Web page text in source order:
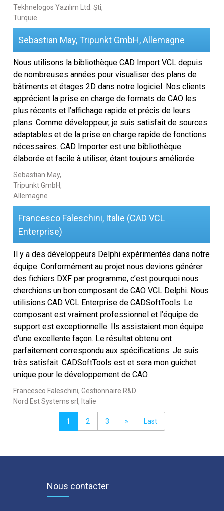
Tekhnelogos Yazılım Ltd. Şti,
Turquie
Sebastian May, Tripunkt GmbH, Allemagne
Nous utilisons la bibliothèque CAD Import VCL depuis
de nombreuses années pour visualiser des plans de
bâtiments et étages 2D dans notre logiciel. Nos clients
apprécient la prise en charge de formats de CAO les
plus récents et l’affichage rapide et précis de leurs
plans. Comme développeur, je suis satisfait de sources
adaptables et de la prise en charge rapide de fonctions
nécessaires. CAD Importer est une bibliothèque
élaborée et facile à utiliser, étant toujours améliorée.
Sebastian May,
Tripunkt GmbH,
Allemagne
Francesco Faleschini, Italie (CAD VCL
Enterprise)
Il y a des développeurs Delphi expérimentés dans notre
équipe. Conformément au projet nous devions générer
des fichiers DXF par programme, c’est pourquoi nous
cherchions un bon composant de CAO VCL Delphi. Nous
utilisions CAD VCL Enterprise de CADSoftTools. Le
composant est vraiment professionnel et l’équipe de
support est exceptionnelle. Ils assistaient mon équipe
d'une excellente façon. Le résultat obtenu ont
parfaitement correspondu aux spécifications. Je suis
très satisfait. CADSoftTools est et sera mon guichet
unique pour le développement de CAO.
Francesco Faleschini, Gestionnaire R&D
Nord Est Systems srl, Italie
1 2 3 » Last
Nous contacter